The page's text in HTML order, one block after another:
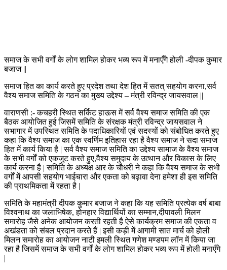
समाज के सभी वर्गों के लोग शामिल होकर भव्य रूप में मनाएँगे होली -दीपक कुमार
बजाज ||
समाज हित का कार्य करते हुए प्रदेश तथा देश हित में सतत् सहयोग करना,सर्व
वैश्य समाज समिति के गठन का मुख्य उद्देश्य – मंत्री रविन्द्र जायसवाल ||
वाराणसी :- कचहरी स्थित सर्किट हाऊस में सर्व वैश्य समाज समिति की एक
बैठक आयोजित हुई जिसमें समिति के संरक्षक मंत्री रविन्द्र जायसवाल ने
सभागार में उपस्थित समिति के पदाधिकारियों एवं सदस्यों को संबोधित करते हुए
कहा कि वैश्य समाज का एक स्वर्णिम इतिहास रहा है वैश्य समाज ने सदा समाज
हित में कार्य किया है | सर्व वैश्य समाज समिति का उद्देश्य सामाज के वैश्य समाज
के सभी वर्गों को एकजुट करते हुए,वैश्य समुदाय के उत्थान और विकास के लिए
कार्य करना है | समिति के अध्यक्ष आर के चौधरी ने कहा कि वैश्य समाज के सभी
वर्गों में आपसी सहयोग भाईचारा और एकता को बढ़ावा देना हमेशा ही इस समिति
की प्राथमिकता में रहता है |
समिति के महामंत्री दीपक कुमार बजाज ने कहा कि यह समिति प्रत्येक वर्ष बाबा
विश्वनाथ का जलाभिषेक, होनहार विद्यार्थियों का सम्मान,दीपावली मिलन
समारोह जैसे अनेक आयोजन करती रहती है ऐसे कार्यक्रम समाज की एकता व
अखंडता को संबल प्रदान करते हैं | इसी कड़ी में आगामी सात मार्च को होली
मिलन समारोह का आयोजन नाटी इमली स्थित गणेश मण्डपम लॉन में किया जा
रहा है जिसमें समाज के सभी वर्गों के लोग शामिल होकर भव्य रूप में होली मनाएँगे
|